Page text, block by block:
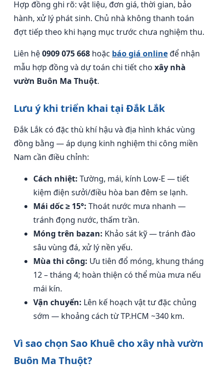
Hợp đồng ghi rõ: vật liệu, đơn giá, thời gian, bảo
hành, xử lý phát sinh. Chủ nhà không thanh toán
đợt tiếp theo khi hạng mục trước chưa nghiệm thu.
Liên hệ0909 075 668 hoặc báo giá onlineđể nhận
mẫu hợp đồng và dự toán chi tiết cho xây nhà
vườn Buôn Ma Thuột.
Lưu ý khi triển khai tại Đắk Lắk
Đắk Lắk có đặc thù khí hậu và địa hình khác vùng
đồng bằng — áp dụng kinh nghiệm thi công miền
Nam cần điều chỉnh:
Cách nhiệt: Tường, mái, kính Low-E — tiết
kiệm điện sưởi/điều hòa ban đêm se lạnh.
Mái dốc ≥ 15°: Thoát nước mưa nhanh —
tránh đọng nước, thấm trần.
Móng trên bazan: Khảo sát kỹ — tránh đào
sâu vùng đá, xử lý nền yếu.
Mùa thi công: Ưu tiên đổ móng, khung tháng
12 – tháng 4; hoàn thiện có thể mùa mưa nếu
mái kín.
Vận chuyển: Lên kế hoạch vật tư đặc chủng
sớm — khoảng cách từ TP.HCM ~340 km.
Vì sao chọn Sao Khuê cho xây nhà vườn
Buôn Ma Thuột?